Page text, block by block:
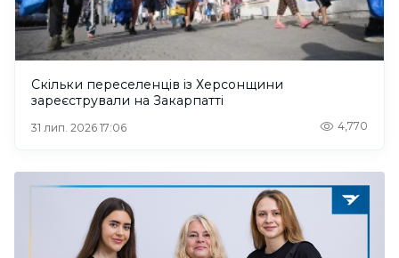
Скільки переселенців із Херсонщини
зареєстрували на Закарпатті
31 лип. 2026 17:06 4,770